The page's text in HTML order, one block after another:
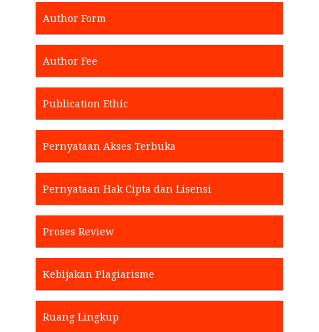
Author Form
Author Fee
Publication Ethic
Pernyataan Akses Terbuka
Pernyataan Hak Cipta dan Lisensi
Proses Review
Kebijakan Plagiarisme
Ruang Lingkup